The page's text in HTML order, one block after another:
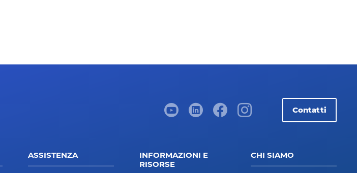
Contatti
ASSISTENZA
INFORMAZIONI E
RISORSE
CHI SIAMO